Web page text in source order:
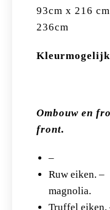
93cm x
236cm
front.
–
Ruw
magnolia.
Truffel